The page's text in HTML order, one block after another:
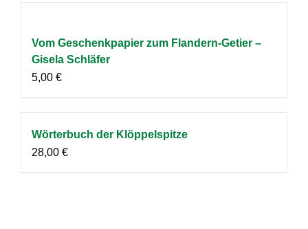
Vom Geschenkpapier zum Flandern-Getier –
Gisela Schläfer
5,00 €
Wörterbuch der Klöppelspitze
28,00 €